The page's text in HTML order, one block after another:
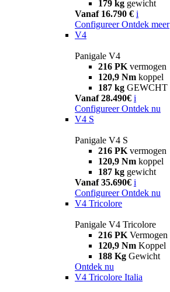
179 kg gewicht
Vanaf 16.790 € i
Configureer Ontdek meer
V4
Panigale V4
216 PK vermogen
120,9 Nm koppel
187 kg GEWCHT
Vanaf 28.490€ i
Configureer Ontdek nu
V4 S
Panigale V4 S
216 PK vermogen
120,9 Nm koppel
187 kg gewicht
Vanaf 35.690€ i
Configureer Ontdek nu
V4 Tricolore
Panigale V4 Tricolore
216 PK Vermogen
120,9 Nm Koppel
188 Kg Gewicht
Ontdek nu
V4 Tricolore Italia